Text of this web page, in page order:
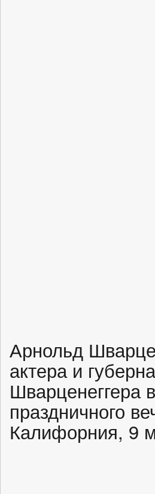
Арнольд
актера и
Шварценеггера
праздничного
Калифорния, 9